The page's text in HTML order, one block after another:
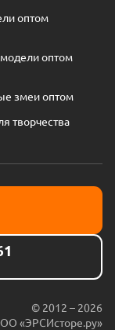
оптом
оптом
змеи оптом
творчества
© 2012 – 2026
«ЭРСИсторе.ру»